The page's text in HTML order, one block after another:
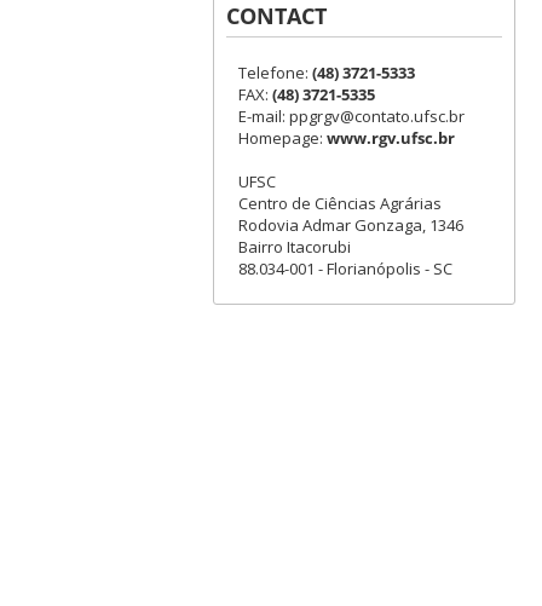
CONTACT
Telefone: (48) 3721-5333
FAX: (48) 3721-5335
E-mail: ppgrgv@contato.ufsc.br
Homepage: www.rgv.ufsc.br
UFSC
Centro de Ciências Agrárias
Rodovia Admar Gonzaga, 1346
Bairro Itacorubi
88.034-001 - Florianópolis - SC